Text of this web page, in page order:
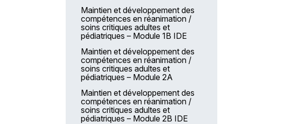
Financements Anfh
Les chiffres-clés
Les services destinés
aux établissements
LA ForMuLE
L’offre de services e-Multi +
AFN 2025 – Actions de
formation nationale
Accompagnement des projets
Maintien et développement des
compétences en réanimation /
soins critiques adultes et
pédiatriques – Module 1B IDE
Maintien et développement des
compétences en réanimation /
soins critiques adultes et
pédiatriques – Module 2A
Maintien et développement des
compétences en réanimation /
soins critiques adultes et
pédiatriques – Module 2B IDE